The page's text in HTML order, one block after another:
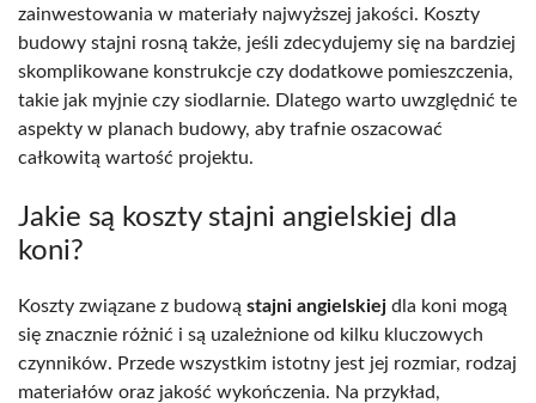
zainwestowania w materiały najwyższej jakości. Koszty
budowy stajni rosną także, jeśli zdecydujemy się na bardziej
skomplikowane konstrukcje czy dodatkowe pomieszczenia,
takie jak myjnie czy siodlarnie. Dlatego warto uwzględnić te
aspekty w planach budowy, aby trafnie oszacować
całkowitą wartość projektu.
Jakie są koszty stajni angielskiej dla
koni?
Koszty związane z budową stajni angielskiej dla koni mogą
się znacznie różnić i są uzależnione od kilku kluczowych
czynników. Przede wszystkim istotny jest jej rozmiar, rodzaj
materiałów oraz jakość wykończenia. Na przykład,